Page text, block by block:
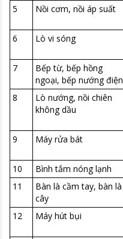
5
Nồi cơm, nồi áp suất
6
Lò vi sóng
7
Bếp từ, bếp hồng
ngoại, bếp nướng điện
8
Lò nướng, nồi chiên
không dầu
9
Máy rửa bát
10
Bình tắm nóng lạnh
11
Bàn là cầm tay, bàn là
cây
12 Máy hút bụi